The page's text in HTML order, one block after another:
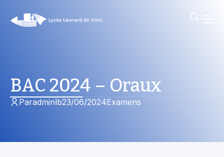
BAC 2024 – Oraux
Paradminlb23/06/2024Examens